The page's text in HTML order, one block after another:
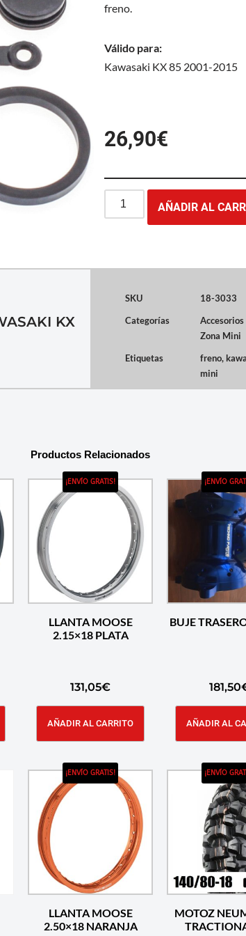
freno.
Válido para:
Kawasaki KX 85 2001-2015
26,90€
AÑADIR AL
KX
SKU
18-3033
Categorías
Zona Mini
Etiquetas
freno,
mini
Productos Relacionados
¡ENVÍO GRATIS!
LLANTA MOOSE
2.15×18 PLATA
131,05€
AÑADIR AL CARRITO
¡ENVÍO
BUJE
181,50
AÑADIR AL
¡ENVÍO GRATIS!
LLANTA MOOSE
2.50×18 NARANJA
¡ENVÍO
MOTOZ